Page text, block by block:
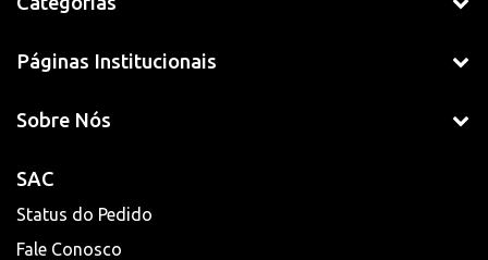
Páginas Institucionais
Sobre Nós
SAC
Status do Pedido
Fale Conosco